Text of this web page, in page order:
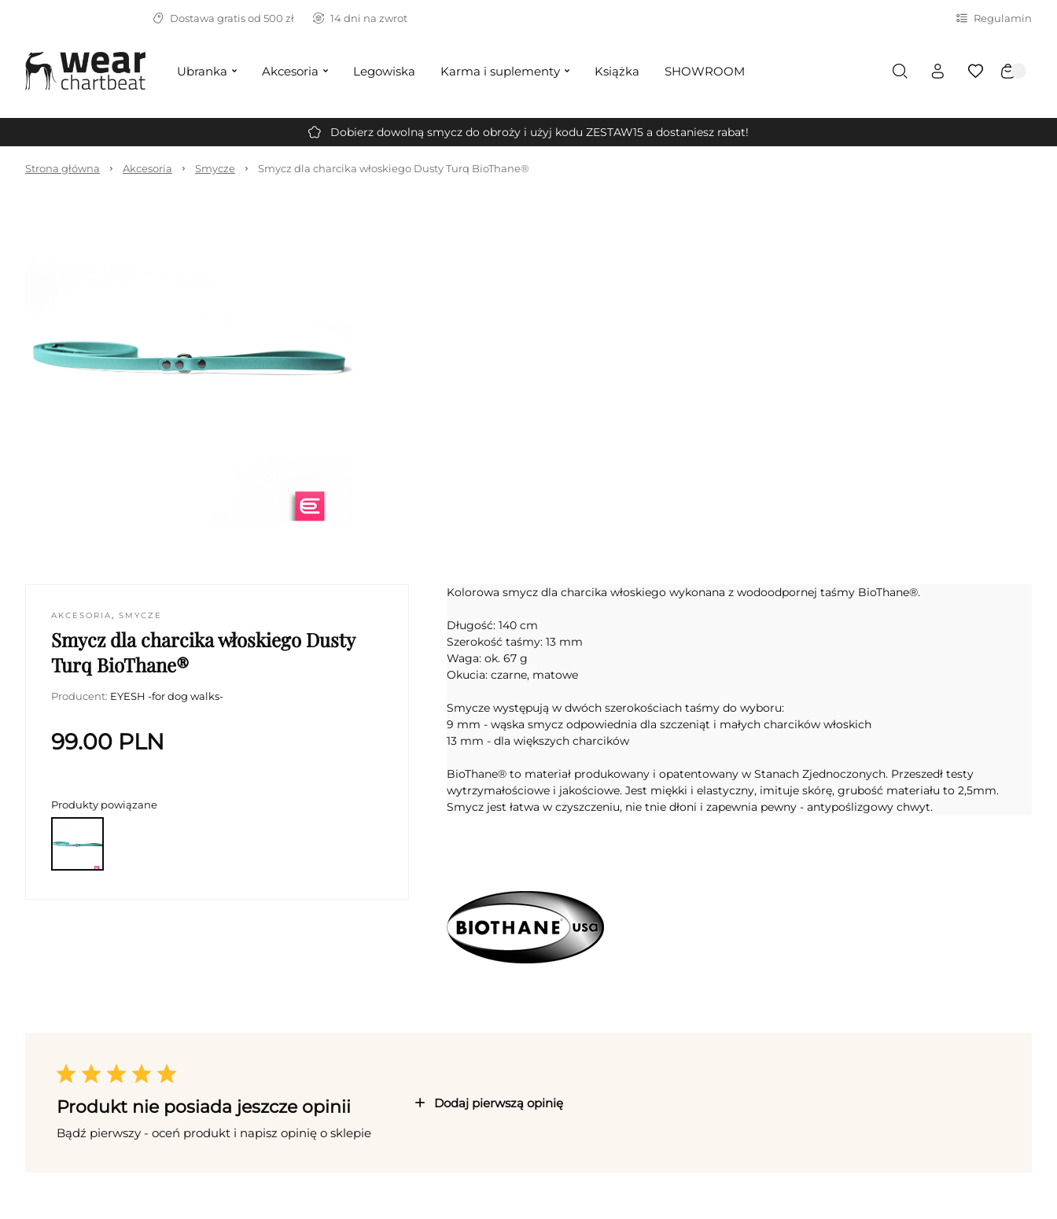
Dostawa gratis od 500 zł 14 dni na zwrot Regulamin
Ubranka Akcesoria Legowiska Karma i suplementy Książka SHOWROOM
Dobierz dowolną smycz do obroży i użyj kodu ZESTAW15 a dostaniesz rabat!
Strona główna Akcesoria Smycze Smycz dla charcika włoskiego Dusty Turq BioThane®
AKCESORIA, SMYCZE
Smycz dla charcika włoskiego Dusty
Turq BioThane®
Producent: EYESH -for dog walks-
99.00 PLN
Produkty powiązane
Kolorowa smycz dla charcika włoskiego wykonana z wodoodpornej taśmy BioThane®.
Długość: 140 cm
Szerokość taśmy: 13 mm
Waga: ok. 67 g
Okucia: czarne, matowe
Smycze występują w dwóch szerokościach taśmy do wyboru:
9 mm - wąska smycz odpowiednia dla szczeniąt i małych charcików włoskich
13 mm - dla większych charcików
BioThane® to materiał produkowany i opatentowany w Stanach Zjednoczonych. Przeszedł testy
wytrzymałościowe i jakościowe. Jest miękki i elastyczny, imituje skórę, grubość materiału to 2,5mm.
Smycz jest łatwa w czyszczeniu, nie tnie dłoni i zapewnia pewny - antypoślizgowy chwyt.
Produkt nie posiada jeszcze opinii
Bądź pierwszy - oceń produkt i napisz opinię o sklepie
Dodaj pierwszą opinię